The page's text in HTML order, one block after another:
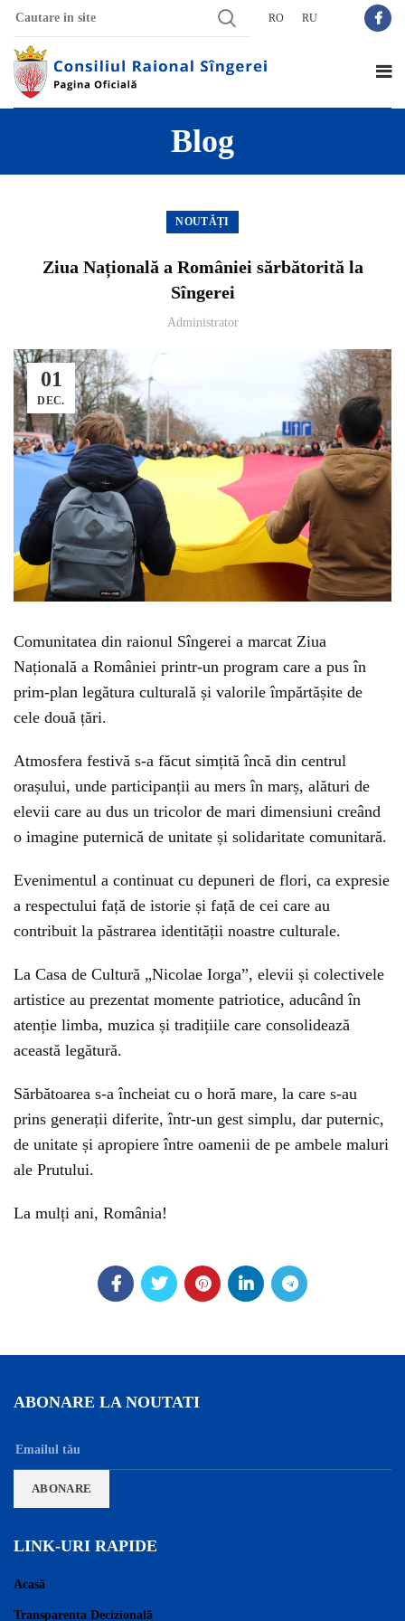
RO RU
Blog
NOUTĂȚI
Ziua Națională a României sărbătorită la
Sîngerei
Administrator
01
DEC.
Comunitatea din raionul Sîngerei a marcat Ziua
Națională a României printr-un program care a pus în
prim-plan legătura culturală și valorile împărtășite de
cele două țări.
Atmosfera festivă s-a făcut simțită încă din centrul
orașului, unde participanții au mers în marș, alături de
elevii care au dus un tricolor de mari dimensiuni creând
o imagine puternică de unitate și solidaritate comunitară.
Evenimentul a continuat cu depuneri de flori, ca expresie
a respectului față de istorie și față de cei care au
contribuit la păstrarea identității noastre culturale.
La Casa de Cultură „Nicolae Iorga”, elevii și colectivele
artistice au prezentat momente patriotice, aducând în
atenție limba, muzica și tradițiile care consolidează
această legătură.
Sărbătoarea s-a încheiat cu o horă mare, la care s-au
prins generații diferite, într-un gest simplu, dar puternic,
de unitate și apropiere între oamenii de pe ambele maluri
ale Prutului.
La mulți ani, România!
ABONARE LA NOUTATI
LINK-URI RAPIDE
Acasă
Transparența Decizională